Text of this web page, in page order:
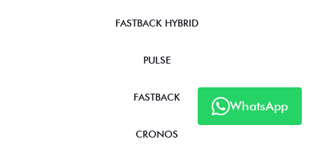
WhatsApp
FASTBACK HYBRID
PULSE
FASTBACK
CRONOS